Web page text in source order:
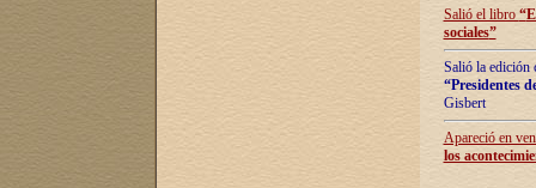
Salió el libro “
sociales”
Salió la edición
“Presidentes
Gisbert
Apareció en
los